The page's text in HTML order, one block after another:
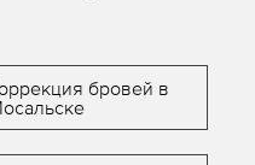
бровей в